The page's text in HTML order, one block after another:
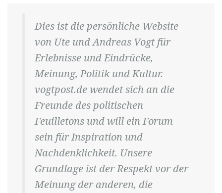
Dies ist die persönliche Website
von Ute und Andreas Vogt für
Erlebnisse und Eindrücke,
Meinung, Politik und Kultur.
vogtpost.de wendet sich an die
Freunde des politischen
Feuilletons und will ein Forum
sein für Inspiration und
Nachdenklichkeit. Unsere
Grundlage ist der Respekt vor der
Meinung der anderen, die